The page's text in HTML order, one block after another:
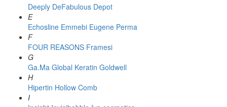
Deeply DeFabulous Depot
E
Echosline Emmebi Eugene Perma
F
FOUR REASONS Framesi
G
Ga.Ma Global Keratin Goldwell
H
Hipertin Hollow Comb
I